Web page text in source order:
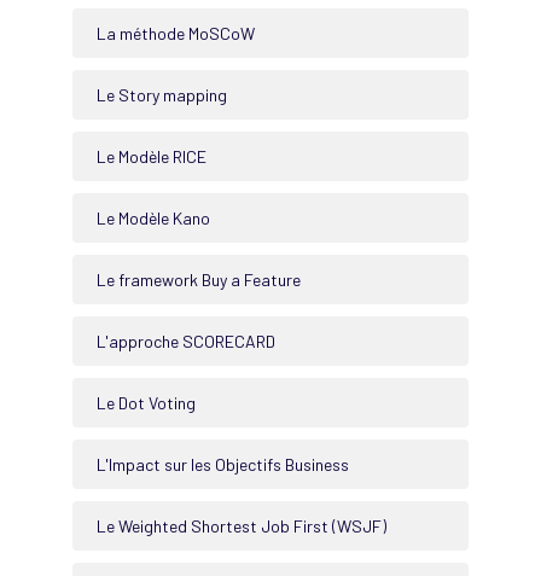
La méthode MoSCoW
Le Story mapping
Le Modèle RICE
Le Modèle Kano
Le framework Buy a Feature
L'approche SCORECARD
Le Dot Voting
L'Impact sur les Objectifs Business
Le Weighted Shortest Job First (WSJF)